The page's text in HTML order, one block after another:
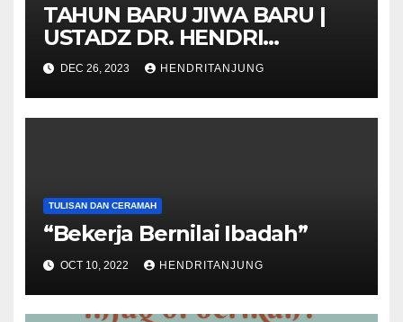
TAHUN BARU JIWA BARU |
USTADZ DR. HENDRI
TANJUNG
DEC 26, 2023 HENDRITANJUNG
TULISAN DAN CERAMAH
“Bekerja Bernilai Ibadah”
OCT 10, 2022 HENDRITANJUNG